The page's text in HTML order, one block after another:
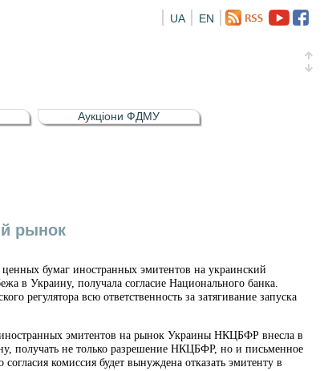
EN
UA
відсоткова електронна іменна (ISIN UA5000016726)
відсоткова електронна іменна (ISIN UA5000016726)
Аукціони ФДМУ
рынок
бумаг иностранных эмитентов на украинский
в Украину, получала согласие Национального банка.
регулятора всю ответственность за затягивание запуска
эмитентов на рынок Украины НКЦБФР внесла в
получать не только разрешение НКЦБФР, но и письменное
комиссия будет вынуждена отказать эмитенту в